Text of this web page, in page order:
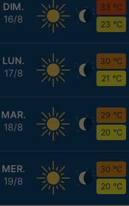
DIM.
16/8
33 °C
23 °C
LUN.
17/8
30 °C
21 °C
MAR.
18/8
29 °C
20 °C
MER.
19/8
30 °C
20 °C